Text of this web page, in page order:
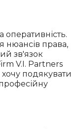
нюансів права,
зв'язок
V.I. Partners
хочу подякувати